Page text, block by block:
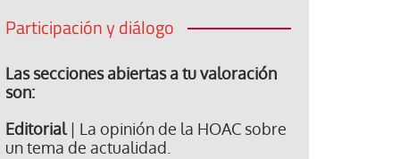
Participación y diálogo
Las secciones abiertas a tu valoración
son:
Editorial| La opinión de la HOAC sobre
un tema de actualidad.